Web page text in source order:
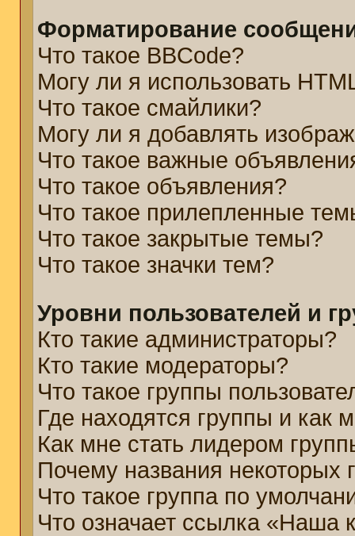
Форматирование
Что такое BBCode?
Могу ли я использовать
Что такое смайлики?
Могу ли я добавлять
Что такое важные
Что такое объявления?
Что такое прилепленные
Что такое закрытые темы?
Что такое значки тем?
Уровни пользователей и
Кто такие администраторы?
Кто такие модераторы?
Что такое группы
Где находятся группы и как
Как мне стать лидером
Почему названия некоторых
Что такое группа по
Что означает ссылка «Наша